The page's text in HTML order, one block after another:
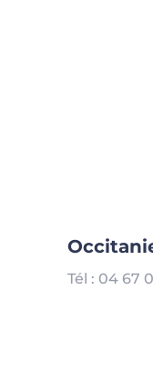
Tél : 04 67